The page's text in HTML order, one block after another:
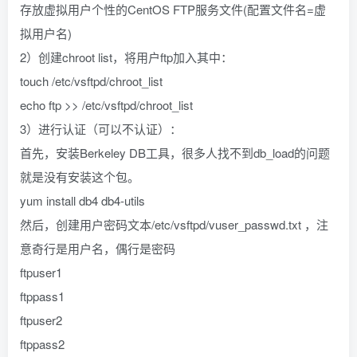
存放虚拟用户个性的CentOS FTP服务文件(配置文件名=虚
拟用户名)
2）创建chroot list，将用户ftp加入其中：
touch /etc/vsftpd/chroot_list
echo ftp >> /etc/vsftpd/chroot_list
3）进行认证（可以不认证）：
首先，安装Berkeley DB工具，很多人找不到db_load的问题
就是没有安装这个包。
yum install db4 db4-utils
然后，创建用户密码文本/etc/vsftpd/vuser_passwd.txt ，注
意奇行是用户名，偶行是密码
ftpuser1
ftppass1
ftpuser2
ftppass2